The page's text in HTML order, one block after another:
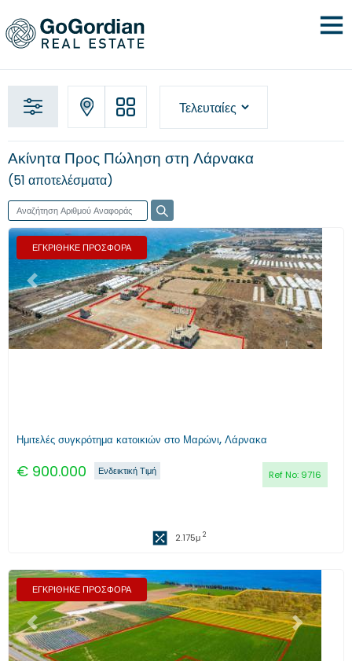
Ακίνητα Προς Πώληση στη Λάρνακα
51 αποτελέσματα
ΕΓΚΡΙΘΗΚΕ ΠΡΟΣΦΟΡΑ
Προηγούμενο Επόμενο
Ημιτελές συγκρότημα κατοικιών στο Μαρώνι, Λάρνακα
€ 900.000 Ref No: 9716
Ενδεικτική Τιμή
2.175μ 2
ΕΓΚΡΙΘΗΚΕ ΠΡΟΣΦΟΡΑ
Προηγούμενο Επόμενο